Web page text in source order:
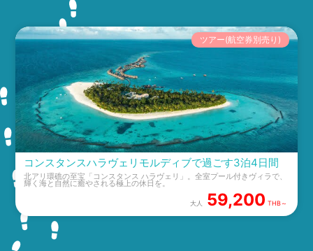
コンスタンスハラヴェリモルディブで過ごす3泊4日間
北アリ環礁の至宝「コンスタンス ハラヴェリ」。全室プール付きヴィラで、
輝く海と自然に癒やされる極上の休日を。
ツアー(航空券別売り)
大人 59,200 THB～